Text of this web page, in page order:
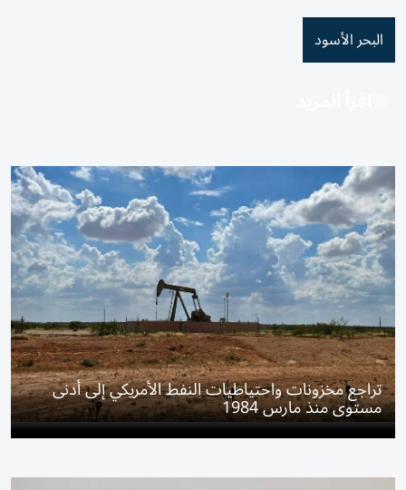
البحر الأسود
تراجع مخزونات واحتياطيات النفط الأمريكي إلى أدنى
مستوى منذ مارس 1984